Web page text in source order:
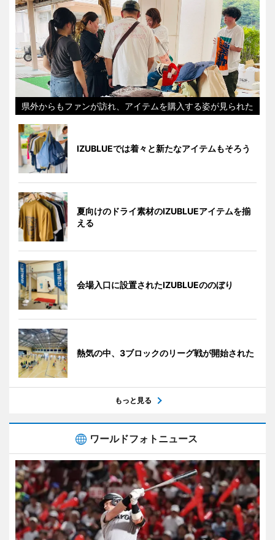
県外からもファンが訪れ、アイテムを購入する姿が見られた
IZUBLUEでは着々と新たなアイテムもそろう
夏向けのドライ素材のIZUBLUEアイテムを揃
える
会場入口に設置されたIZUBLUEののぼり
熱気の中、3ブロックのリーグ戦が開始された
もっと見る
ワールドフォトニュース